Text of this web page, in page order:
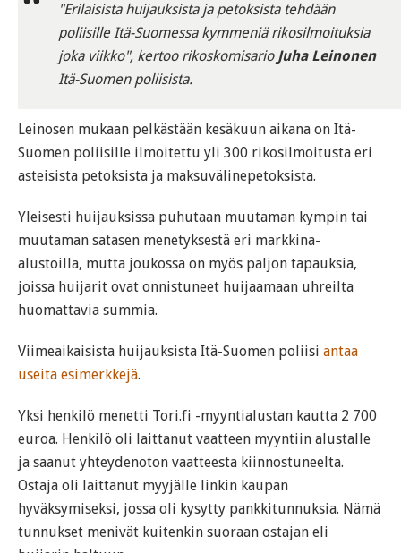
"Erilaisista huijauksista ja petoksista tehdään
poliisille Itä-Suomessa kymmeniä rikosilmoituksia
joka viikko", kertoo rikoskomisario Juha Leinonen
Itä-Suomen poliisista.
Leinosen mukaan pelkästään kesäkuun aikana on Itä-
Suomen poliisille ilmoitettu yli 300 rikosilmoitusta eri
asteisista petoksista ja maksuvälinepetoksista.
Yleisesti huijauksissa puhutaan muutaman kympin tai
muutaman satasen menetyksestä eri markkina-
alustoilla, mutta joukossa on myös paljon tapauksia,
joissa huijarit ovat onnistuneet huijaamaan uhreilta
huomattavia summia.
Viimeaikaisista huijauksista Itä-Suomen poliisi antaa
useita esimerkkejä.
Yksi henkilö menetti Tori.fi -myyntialustan kautta 2 700
euroa. Henkilö oli laittanut vaatteen myyntiin alustalle
ja saanut yhteydenoton vaatteesta kiinnostuneelta.
Ostaja oli laittanut myyjälle linkin kaupan
hyväksymiseksi, jossa oli kysytty pankkitunnuksia. Nämä
tunnukset menivät kuitenkin suoraan ostajan eli